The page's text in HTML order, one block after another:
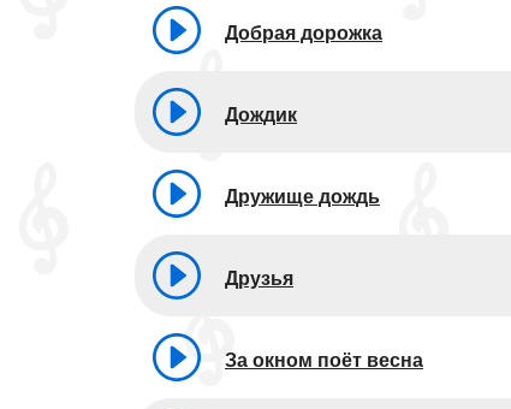
Добрая дорожка
Дождик
Дружище дождь
Друзья
За окном поёт весна